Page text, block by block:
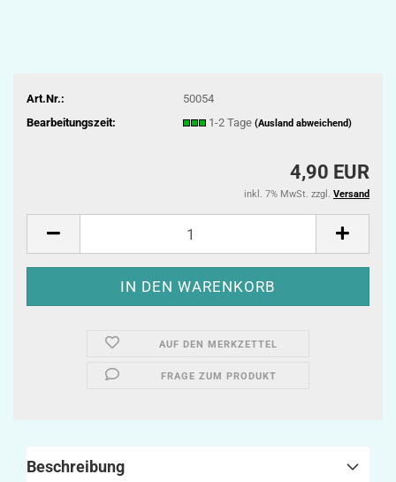
Art.Nr.:
50054
Bearbeitungszeit:
1-2 Tage (Ausland abweichend)
4,90 EUR
inkl. 7% MwSt. zzgl. Versand
AUF DEN MERKZETTEL
FRAGE ZUM PRODUKT
Beschreibung